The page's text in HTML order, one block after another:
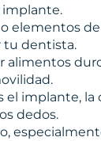
implante.
o elementos
tu dentista.
alimentos
el implante, la
dedos.